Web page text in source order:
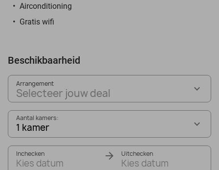
Airconditioning
Gratis wifi
Beschikbaarheid
Arrangement
Selecteer jouw deal
Aantal kamers:
1 kamer
Inchecken
Kies datum
Uitchecken
Kies datum